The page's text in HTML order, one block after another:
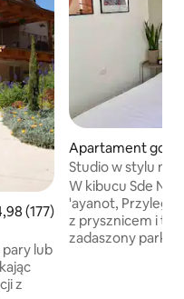
ocena: 4,98 na 5, liczba
(177)
lub
z
Apartament
e Nahum
Studio w stylu
W kibucu Sde
'ayanot, Przyległe mieszkanie
z prysznicem i
zadaszony